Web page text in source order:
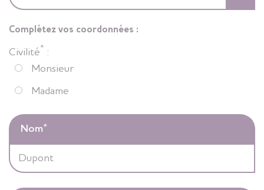
Complétez vos coordonnées :
Civilité* :
Monsieur
Madame
Nom*